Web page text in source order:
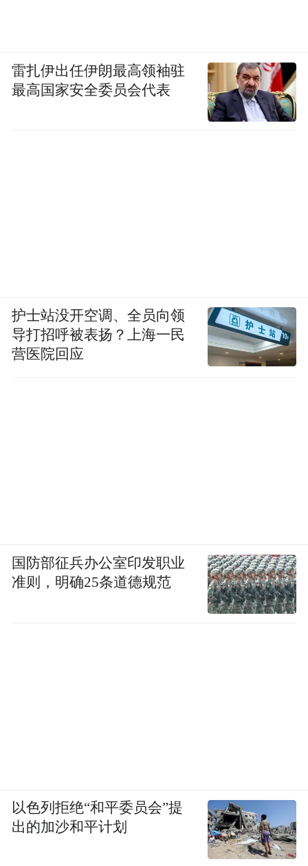
雷扎伊出任伊朗最高领袖驻
最高国家安全委员会代表
护士站没开空调、全员向领
导打招呼被表扬？上海一民
营医院回应
国防部征兵办公室印发职业
准则，明确25条道德规范
以色列拒绝“和平委员会”提
出的加沙和平计划